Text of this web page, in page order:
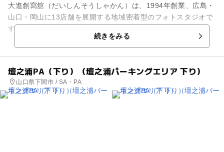
大進創寫舘（だいしんそうしゃかん）は、1994年創業、広島・
山口・岡山に13店舗を展開する地域密着型のフォトスタジオで
す。 七五三やお宮参り、誕生日、入園・入学、ご家族写真、ご
続きをみる
壇之浦PA（下り）（壇之浦パーキングエリア 下り）
山口県下関市 / SA・PA